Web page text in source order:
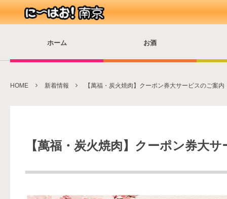
ホーム お酒
HOME 新着情報 【萬福・炭火焼肉】クーポン券大サービスのご案内
【萬福・炭火焼肉】クーポン券大